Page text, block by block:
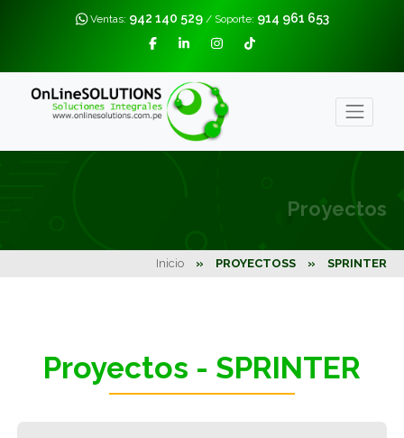
Ventas: 942 140 529/ Soporte: 914 961 653
Proyectos
Inicio » PROYECTOSS » SPRINTER
Proyectos - SPRINTER